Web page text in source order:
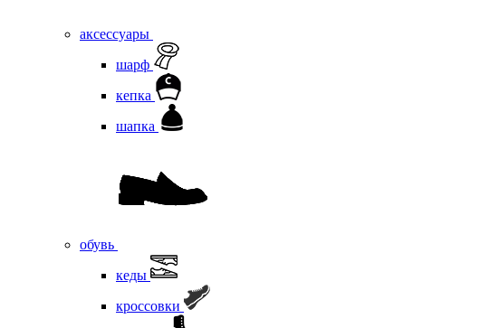
аксессуары
шарф
кепка
шапка
обувь
кеды
кроссовки